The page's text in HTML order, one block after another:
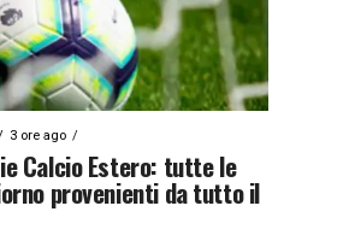
3 ore ago
Calcio Estero: tutte le
provenienti da tutto il